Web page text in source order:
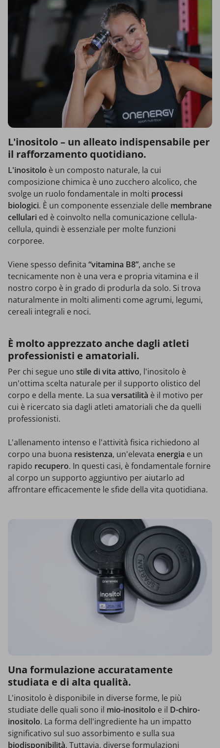
L'inositolo – un alleato indispensabile per
il rafforzamento quotidiano.
L'inositolo è un composto naturale, la cui
composizione chimica è uno zucchero alcolico, che
svolge un ruolo fondamentale in molti processi
biologici. È un componente essenziale delle membrane
cellulari ed è coinvolto nella comunicazione cellula-
cellula, quindi è essenziale per molte funzioni
corporee.
Viene spesso definita “vitamina B8”, anche se
tecnicamente non è una vera e propria vitamina e il
nostro corpo è in grado di produrla da solo. Si trova
naturalmente in molti alimenti come agrumi, legumi,
cereali integrali e noci.
È molto apprezzato anche dagli atleti
professionisti e amatoriali.
Per chi segue uno stile di vita attivo, l'inositolo è
un'ottima scelta naturale per il supporto olistico del
corpo e della mente. La sua versatilità è il motivo per
cui è ricercato sia dagli atleti amatoriali che da quelli
professionisti.
L'allenamento intenso e l'attività fisica richiedono al
corpo una buona resistenza, un'elevata energia e un
rapido recupero. In questi casi, è fondamentale fornire
al corpo un supporto aggiuntivo per aiutarlo ad
affrontare efficacemente le sfide della vita quotidiana.
Una formulazione accuratamente
studiata e di alta qualità.
L'inositolo è disponibile in diverse forme, le più
studiate delle quali sono il mio-inositolo e il D-chiro-
inositolo. La forma dell'ingrediente ha un impatto
significativo sul suo assorbimento e sulla sua
biodisponibilità. Tuttavia, diverse formulazioni